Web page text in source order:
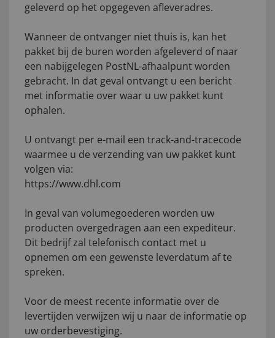
geleverd op het opgegeven afleveradres.
Wanneer de ontvanger niet thuis is, kan het
pakket bij de buren worden afgeleverd of naar
een nabijgelegen PostNL-afhaalpunt worden
gebracht. In dat geval ontvangt u een bericht
met informatie over waar u uw pakket kunt
ophalen.
U ontvangt per e-mail een track-and-tracecode
waarmee u de verzending van uw pakket kunt
volgen via:
https://www.dhl.com
In geval van volumegoederen worden uw
producten overgedragen aan een expediteur.
Dit bedrijf zal telefonisch contact met u
opnemen om een gewenste leverdatum af te
spreken.
Voor de meest recente informatie over de
levertijden verwijzen wij u naar de informatie op
uw orderbevestiging.